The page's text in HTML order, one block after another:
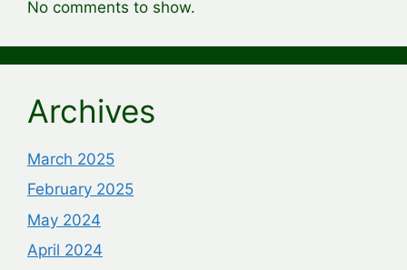
No comments to show.
Archives
March 2025
February 2025
May 2024
April 2024